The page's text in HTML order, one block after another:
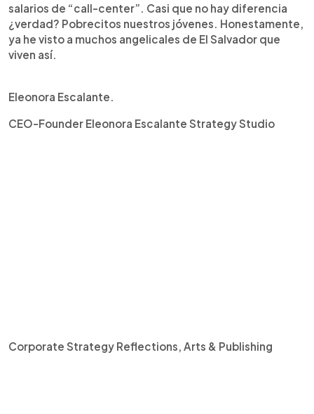
salarios de “call-center”. Casi que no hay diferencia
¿verdad? Pobrecitos nuestros jóvenes. Honestamente,
ya he visto a muchos angelicales de El Salvador que
viven así.
Eleonora Escalante.
CEO-Founder Eleonora Escalante Strategy Studio
Corporate Strategy Reflections, Arts & Publishing